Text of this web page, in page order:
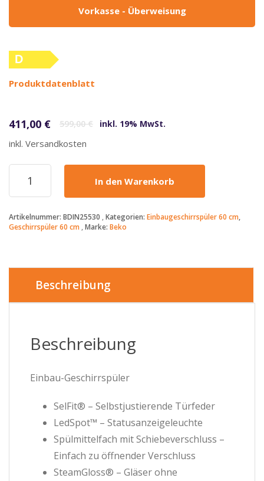
Vorkasse - Überweisung
D
Produktdatenblatt
599,00€
411,00 € inkl. 19% MwSt.
inkl. Versandkosten
Beko
411€
vollintegrierter
Geschirrspüler
-
Menge
In den Warenkorb
Artikelnummer: BDIN25530 Kategorien: Einbaugeschirrspüler 60 cm,
Geschirrspüler 60 cm Marke: Beko
Beschreibung
Beschreibung
Einbau-Geschirrspüler
SelFit® – Selbstjustierende Türfeder
LedSpot™ – Statusanzeigeleuchte
Spülmittelfach mit Schiebeverschluss –
Einfach zu öffnender Verschluss
SteamGloss® – Gläser ohne